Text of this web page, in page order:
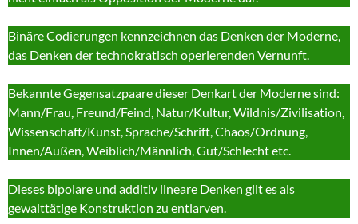
Binäre Codierungen kennzeichnen das Denken der Moderne,
das Denken der technokratisch operierenden Vernunft.
Bekannte Gegensatzpaare dieser Denkart der Moderne sind:
Mann/Frau, Freund/Feind, Natur/Kultur, Wildnis/Zivilisation,
Wissenschaft/Kunst, Sprache/Schrift, Chaos/Ordnung,
Innen/Außen, Weiblich/Männlich, Gut/Schlecht etc.
Dieses bipolare und additiv lineare Denken gilt es als
gewalttätige Konstruktion zu entlarven.